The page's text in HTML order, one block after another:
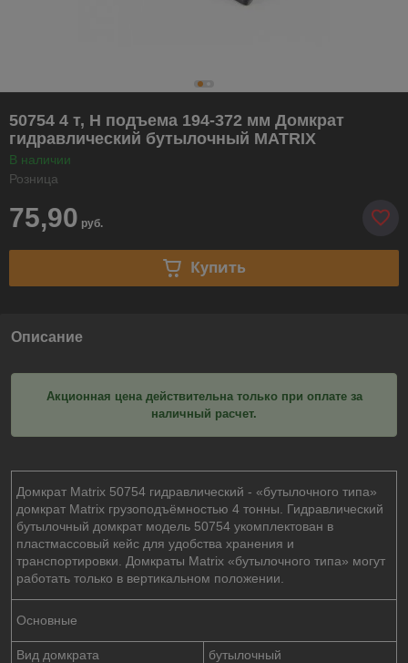
50754 4 т, H подъема 194-372 мм Домкрат
гидравлический бутылочный MATRIX
В наличии
Розница
75,90 руб.
Купить
Описание
Акционная цена действительна только при оплате за
наличный расчет.
Домкрат Matrix 50754 гидравлический - «бутылочного типа»
домкрат Matrix грузоподъёмностью 4 тонны. Гидравлический
бутылочный домкрат модель 50754 укомплектован в
пластмассовый кейс для удобства хранения и
транспортировки. Домкраты Matrix «бутылочного типа» могут
работать только в вертикальном положении.
Основные
Вид домкрата
бутылочный